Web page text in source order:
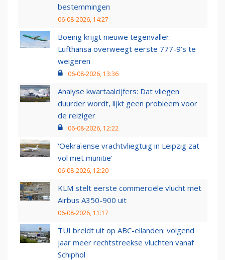
bestemmingen
06-08-2026, 14:27
Boeing krijgt nieuwe tegenvaller:
Lufthansa overweegt eerste 777-9’s te
weigeren
06-08-2026, 13:36
Analyse kwartaalcijfers: Dat vliegen
duurder wordt, lijkt geen probleem voor
de reiziger
06-08-2026, 12:22
'Oekraïense vrachtvliegtuig in Leipzig zat
vol met munitie'
06-08-2026, 12:20
KLM stelt eerste commerciële vlucht met
Airbus A350-900 uit
06-08-2026, 11:17
TUI breidt uit op ABC-eilanden: volgend
jaar meer rechtstreekse vluchten vanaf
Schiphol